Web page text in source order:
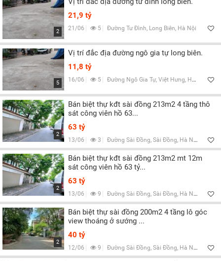
2
21,9 tỷ
21/06 5 Đường Tư Đình, Long Biên, Hà Nội
5
Vị trí đắc địa đường ngô gia tự long biên.
11,8 tỷ
16/06 5 Đường Ngô Gia Tự, Việt Hưng, Hà Nội
2
Bán biệt thự kđt sài đồng 213m2 4 tầng thô
sát công viên hồ 63...
63 tỷ
13/06 3 Đường Sài Đồng, Sài Đồng, Hà Nội
2
Bán biệt thự kđt sài đồng 213m2 mt 12m
sát công viên hồ 63 tỷ...
63 tỷ
13/06 9 Đường Sài Đồng, Sài Đồng, Hà Nội
2
Bán biệt thự sài đồng 200m2 4 tầng lô góc
view thoáng ở sướng ...
40 tỷ
12/06 9 Đường Sài Đồng, Sài Đồng, Hà Nội